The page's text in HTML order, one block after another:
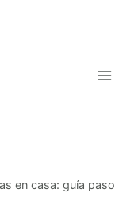
en casa: guía paso